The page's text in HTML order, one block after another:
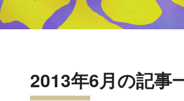
2013年6月の記事